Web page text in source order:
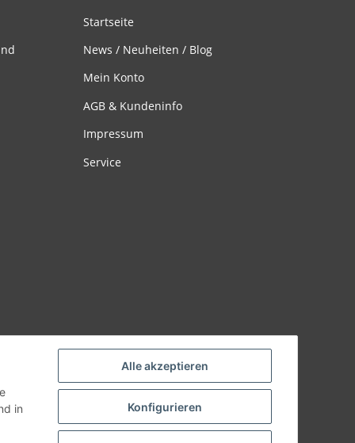
Alle akzeptieren
Konfigurieren
in
Startseite
News / Neuheiten / Blog
Mein Konto
AGB & Kundeninfo
Impressum
Service